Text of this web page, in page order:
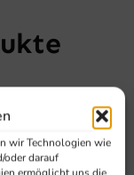
wir Technologien wie
oder darauf